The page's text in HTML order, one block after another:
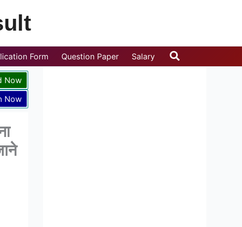
Form Question Paper Salary Search
Now
Now